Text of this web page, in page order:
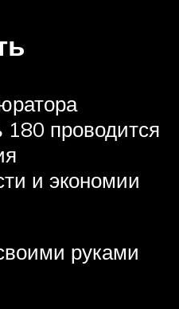
проводится
и экономии
руками